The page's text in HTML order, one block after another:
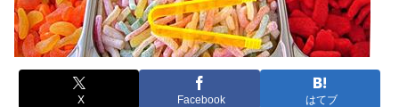
X Facebook はてブ